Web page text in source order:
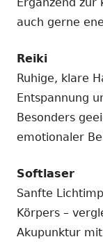
auch gerne
Reiki
Ruhige, klare
Entspannung
Besonders
emotionaler
Softlaser
Sanfte
Körpers –
Akupunktur